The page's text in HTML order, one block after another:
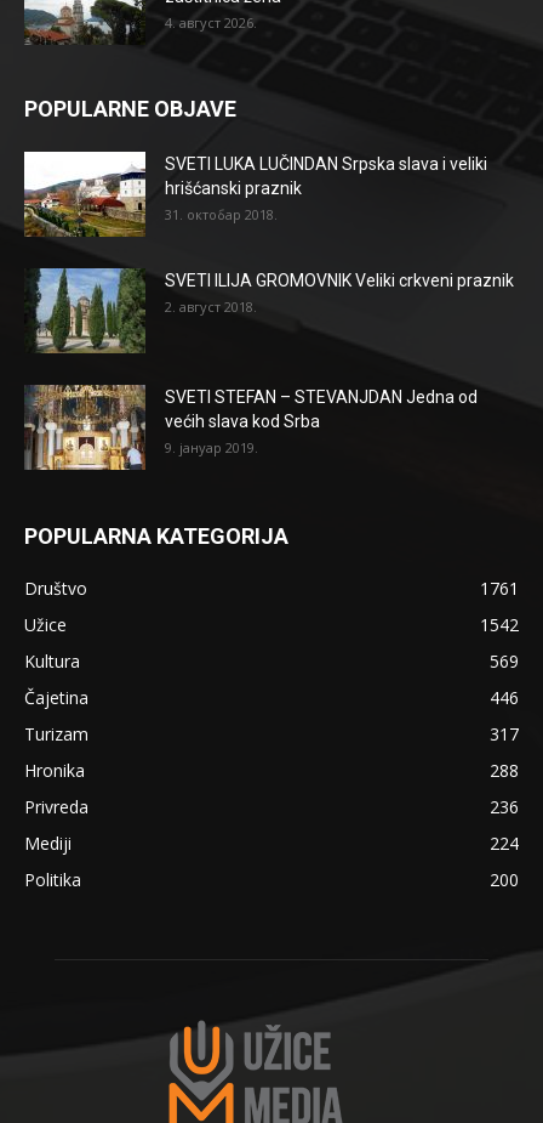
4. август 2026.
POPULARNE OBJAVE
SVETI LUKA LUČINDAN Srpska slava i veliki
hrišćanski praznik
31. октобар 2018.
SVETI ILIJA GROMOVNIK Veliki crkveni praznik
2. август 2018.
SVETI STEFAN – STEVANJDAN Jedna od
većih slava kod Srba
9. јануар 2019.
POPULARNA KATEGORIJA
Društvo
1761
Užice
1542
Kultura
569
Čajetina
446
Turizam
317
Hronika
288
Privreda
236
Mediji
224
Politika
200